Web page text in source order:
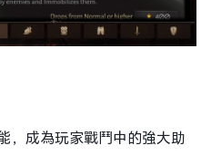
，成為玩家戰鬥中的強大助